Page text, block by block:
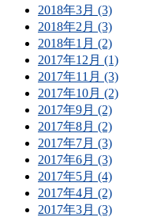
2018年3月 (3)
2018年2月 (3)
2018年1月 (2)
2017年12月 (1)
2017年11月 (3)
2017年10月 (2)
2017年9月 (2)
2017年8月 (2)
2017年7月 (3)
2017年6月 (3)
2017年5月 (4)
2017年4月 (2)
2017年3月 (3)